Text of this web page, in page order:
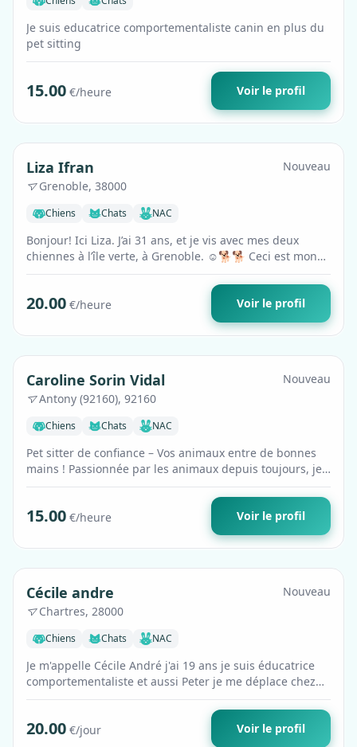
Je suis educatrice comportementaliste canin en plus du
pet sitting
15.00 €/heure Voir le profil
Premium
Liza Ifran
Grenoble, 38000
Nouveau
Chiens Chats NAC
Bonjour! Ici Liza. J’ai 31 ans, et je vis avec mes deux
chiennes à l’île verte, à Grenoble. ☺️🐕🐕 Ceci est mon
travail et ma passion. Je su…
20.00 €/heure Voir le profil
Premium
Caroline Sorin Vidal
Antony (92160), 92160
Nouveau
Chiens Chats NAC
Pet sitter de confiance – Vos animaux entre de bonnes
mains ! Passionnée par les animaux depuis toujours, je
prends soin de vos compagno…
15.00 €/heure Voir le profil
Premium
Cécile andre
Chartres, 28000
Nouveau
Chiens Chats NAC
Je m'appelle Cécile André j'ai 19 ans je suis éducatrice
comportementaliste et aussi Peter je me déplace chez
vous pour garder votre chien…
20.00 €/jour Voir le profil